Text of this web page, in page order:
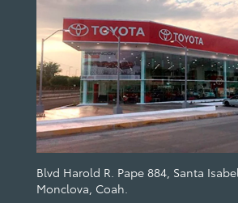
Blvd Harold R. Pape 884, Santa
Monclova, Coah.